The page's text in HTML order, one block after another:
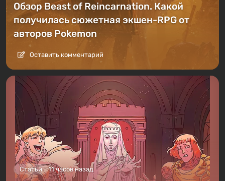
Обзор Beast of Reincarnation. Какой
получилась сюжетная экшен-RPG от
авторов Pokemon
Оставить комментарий
Статьи 11 часов назад